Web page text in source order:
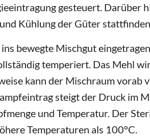
gesteuert. Darüber
Kühlung der Güter
bewegte Mischgut
temperiert. Das Mehl
kann der Mischraum vorab
steigt der Druck im
und Temperatur. Der
Temperaturen als 100°C.